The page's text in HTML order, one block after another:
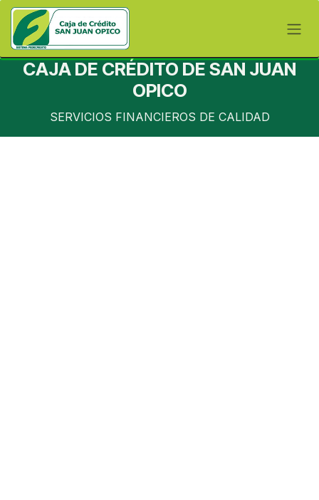
Skip to Content
CAJA DE CRÉDITO DE SAN JUAN
OPICO
SERVICIOS FINANCIEROS DE CALIDAD